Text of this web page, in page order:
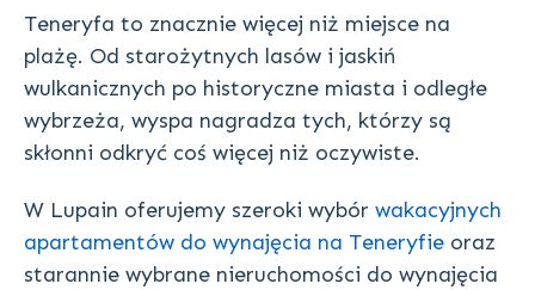
Teneryfa to znacznie więcej niż miejsce na
plażę. Od starożytnych lasów i jaskiń
wulkanicznych po historyczne miasta i odległe
wybrzeża, wyspa nagradza tych, którzy są
skłonni odkryć coś więcej niż oczywiste.
W Lupain oferujemy szeroki wybór wakacyjnych
apartamentów do wynajęcia na Teneryfie oraz
starannie wybrane nieruchomości do wynajęcia